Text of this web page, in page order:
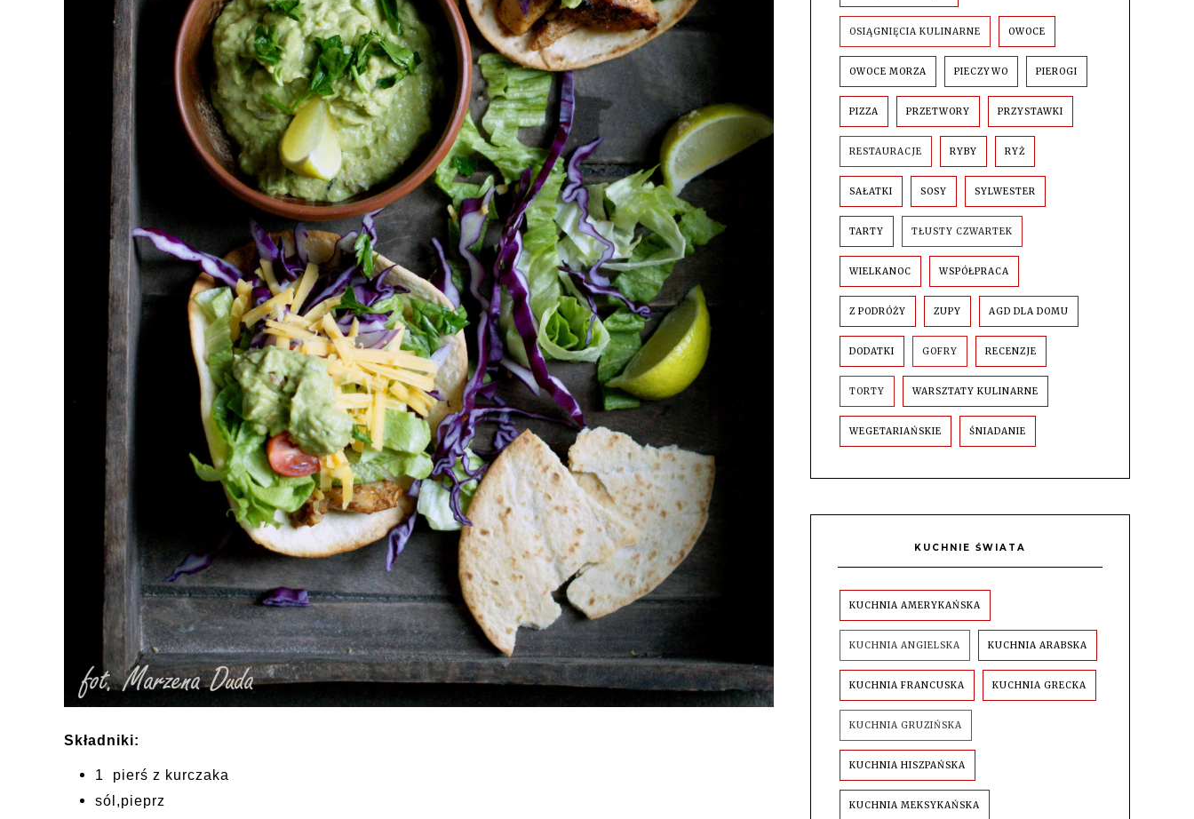
Składniki:
1 pierś z kurczaka
sól,pieprz
OSIĄGNIĘCIA KULINARNE OWOCE
OWOCE MORZA PIECZYWO PIEROGI
PIZZA PRZETWORY PRZYSTAWKI
RESTAURACJE RYBY RYŻ
SAŁATKI SOSY SYLWESTER
TARTY TŁUSTY CZWARTEK
WIELKANOC WSPÓŁPRACA
Z PODRÓŻY ZUPY AGD DLA DOMU
DODATKI GOFRY RECENZJE
TORTY WARSZTATY KULINARNE
WEGETARIAŃSKIE ŚNIADANIE
KUCHNIE ŚWIATA
KUCHNIA AMERYKAŃSKA
KUCHNIA ANGIELSKA KUCHNIA ARABSKA
KUCHNIA FRANCUSKA KUCHNIA GRECKA
KUCHNIA GRUZIŃSKA
KUCHNIA HISZPAŃSKA
KUCHNIA MEKSYKAŃSKA